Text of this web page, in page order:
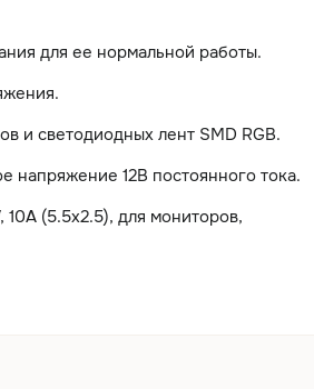
для ее нормальной работы.
и светодиодных лент SMD RGB.
напряжение 12В постоянного тока.
10A (5.5x2.5), для мониторов,